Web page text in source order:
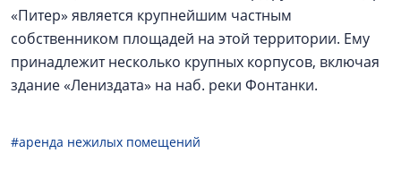
«Питер» является крупнейшим частным
собственником площадей на этой территории. Ему
принадлежит несколько крупных корпусов, включая
здание «Лениздата» на наб. реки Фонтанки.
#аренда нежилых помещений